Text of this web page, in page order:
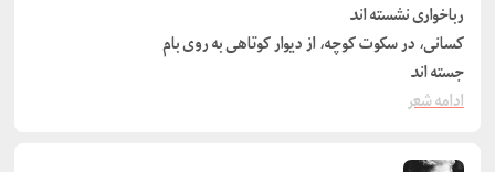
رباخواری نشسته اند
کسانی، در سکوت کوچه، از دیوار کوتاهی به روی بام
جسته اند
ادامه شعر